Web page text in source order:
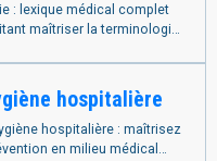
: lexique médical complet
maîtriser la terminologie
hospitalière
hospitalière : maîtrisez
en milieu médical